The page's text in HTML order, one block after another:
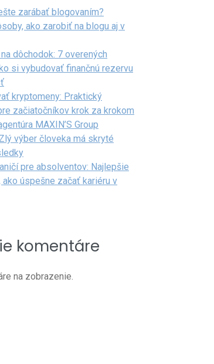
zarábať blogovaním?
ako zarobiť na blogu aj v
dôchodok: 7 overených
si vybudovať finančnú rezervu
kryptomeny: Praktický
začiatočníkov krok za krokom
MAXIN’S Group
výber človeka má skryté
pre absolventov: Najlepšie
ako úspešne začať kariéru v
komentáre
na zobrazenie.